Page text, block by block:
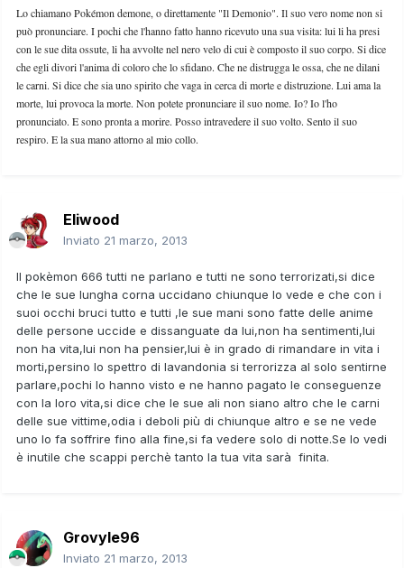
Lo chiamano Pokémon demone, o direttamente "Il Demonio". Il suo vero nome non si
può pronunciare. I pochi che l'hanno fatto hanno ricevuto una sua visita: lui li ha presi
con le sue dita ossute, li ha avvolte nel nero velo di cui è composto il suo corpo. Si dice
che egli divori l'anima di coloro che lo sfidano. Che ne distrugga le ossa, che ne dilani
le carni. Si dice che sia uno spirito che vaga in cerca di morte e distruzione. Lui ama la
morte, lui provoca la morte. Non potete pronunciare il suo nome. Io? Io l'ho
pronunciato. E sono pronta a morire. Posso intravedere il suo volto. Sento il suo
respiro. E la sua mano attorno al mio collo.
Eliwood
Inviato 21 marzo, 2013
Il pokèmon 666 tutti ne parlano e tutti ne sono terrorizati,si dice
che le sue lungha corna uccidano chiunque lo vede e che con i
suoi occhi bruci tutto e tutti ,le sue mani sono fatte delle anime
delle persone uccide e dissanguate da lui,non ha sentimenti,lui
non ha vita,lui non ha pensier,lui è in grado di rimandare in vita i
morti,persino lo spettro di lavandonia si terrorizza al solo sentirne
parlare,pochi lo hanno visto e ne hanno pagato le conseguenze
con la loro vita,si dice che le sue ali non siano altro che le carni
delle sue vittime,odia i deboli più di chiunque altro e se ne vede
uno lo fa soffrire fino alla fine,si fa vedere solo di notte.Se lo vedi
è inutile che scappi perchè tanto la tua vita sarà finita.
Grovyle96
Inviato 21 marzo, 2013